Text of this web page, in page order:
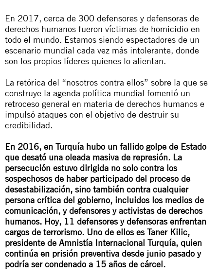
En 2017, cerca de 300 defensores y defensoras de
derechos humanos fueron víctimas de homicidio en
todo el mundo. Estamos siendo espectadores de un
escenario mundial cada vez más intolerante, donde
son los propios líderes quienes lo alientan.
La retórica del “nosotros contra ellos” sobre la que se
construye la agenda política mundial fomentó un
retroceso general en materia de derechos humanos e
impulsó ataques con el objetivo de destruir su
credibilidad.
En 2016, en Turquía hubo un fallido golpe de Estado
que desató una oleada masiva de represión. La
persecución estuvo dirigida no solo contra los
sospechosos de haber participado del proceso de
desestabilización, sino también contra cualquier
persona crítica del gobierno, incluidos los medios de
comunicación, y defensores y activistas de derechos
humanos. Hoy, 11 defensores y defensoras enfrentan
cargos de terrorismo. Uno de ellos es Taner Kilic,
presidente de Amnistía Internacional Turquía, quien
continúa en prisión preventiva desde junio pasado y
podría ser condenado a 15 años de cárcel.